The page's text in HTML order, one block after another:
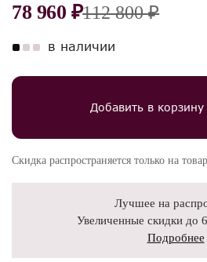
78 960 ₽112 800 ₽
в наличии
Добавить в корзину
Скидка распространяется только на
Лучшее на
Увеличенные скидки до
Подробнее